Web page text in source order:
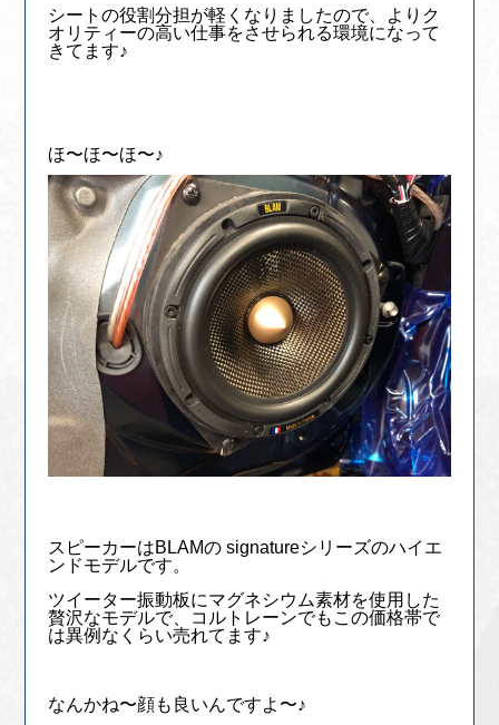
シートの役割分担が軽くなりましたので、よりク
オリティーの高い仕事をさせられる環境になって
きてます♪
ほ〜ほ〜ほ〜♪
スピーカーはBLAMの signatureシリーズのハイエ
ンドモデルです。
ツイーター振動板にマグネシウム素材を使用した
贅沢なモデルで、コルトレーンでもこの価格帯で
は異例なくらい売れてます♪
なんかね〜顔も良いんですよ〜♪